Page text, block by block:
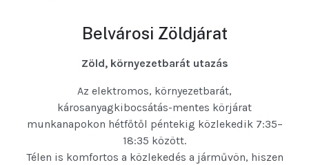
Belvárosi Zöldjárat
Zöld, környezetbarát utazás
Az elektromos, környezetbarát,
károsanyagkibocsátás-mentes körjárat
munkanapokon hétfőtől péntekig közlekedik 7:35–
18:35 között.
Télen is komfortos a közlekedés a járművön, hiszen